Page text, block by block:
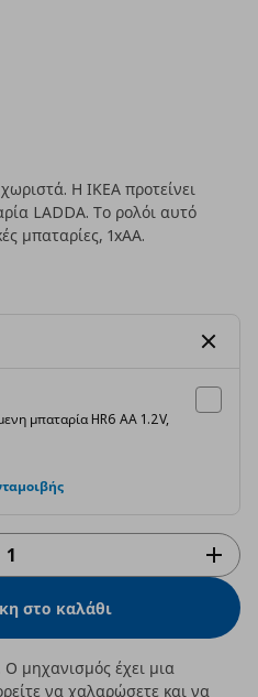
Η ΙΚΕΑ προτείνει
LADDA. Το ρολόι αυτό
μπαταρίες, 1xΑΑ.
μπαταρία HR6 AA 1.2V,
στο καλάθι
Ο μηχανισμός έχει μια
να χαλαρώσετε και να